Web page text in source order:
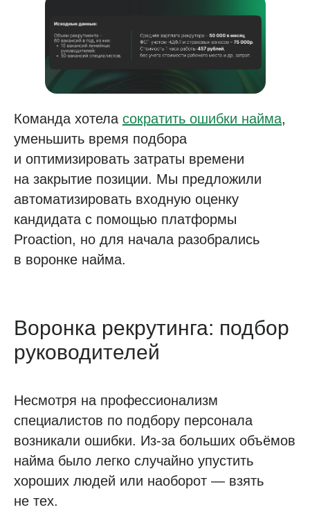
Команда хотела сократить ошибки найма,
уменьшить время подбора
и оптимизировать затраты времени
на закрытие позиции. Мы предложили
автоматизировать входную оценку
кандидата с помощью платформы
Proaction, но для начала разобрались
в воронке найма.
Воронка рекрутинга: подбор
руководителей
Несмотря на профессионализм
специалистов по подбору персонала
возникали ошибки. Из-за больших объёмов
найма было легко случайно упустить
хороших людей или наоборот — взять
не тех.